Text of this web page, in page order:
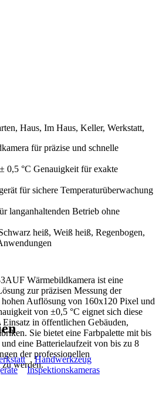
Haus, Im Haus, Keller, Werkstatt,
für präzise und schnelle
0,5 °C Genauigkeit für exakte
für sichere Temperaturüberwachung
langanhaltenden Betrieb ohne
heiß, Weiß heiß, Regenbogen,
Wärmebildkamera ist eine
zur präzisen Messung der
Auflösung von 160x120 Pixel und
von ±0,5 °C eignet sich diese
in öffentlichen Gebäuden,
Sie bietet eine Farbpalette mit bis
eine Batterielaufzeit von bis zu 8
der professionellen
zu werden.
Handwerkzeug
Inspektionskameras